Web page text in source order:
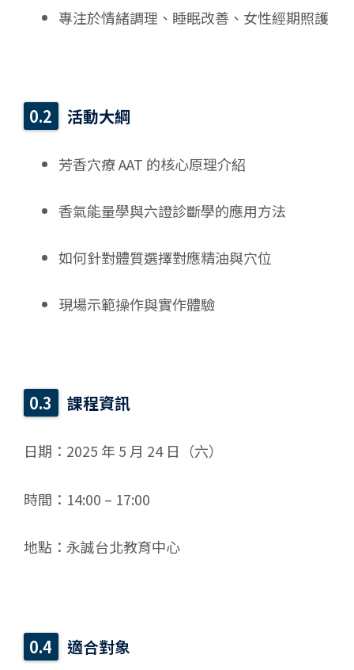
專注於情緒調理、睡眠改善、女性經期照護
活動大綱
芳香穴療 AAT 的核心原理介紹
香氣能量學與六證診斷學的應用方法
如何針對體質選擇對應精油與穴位
現場示範操作與實作體驗
課程資訊
日期：2025 年 5 月 24 日（六）
時間：14:00 – 17:00
地點：永誠台北教育中心
適合對象